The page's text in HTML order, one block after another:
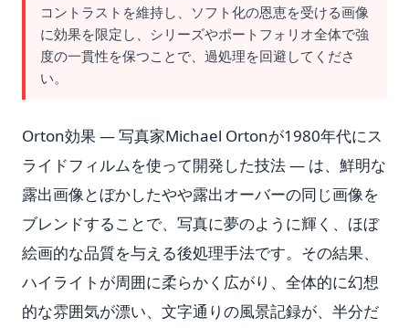
コントラストを維持し、ソフト化の恩恵を受ける画像
に効果を限定し、シリーズやポートフォリオ全体で強
度の一貫性を保つことで、過処理を回避してくださ
い。
Orton効果 — 写真家Michael Ortonが1980年代にス
ライドフィルムを使って開発した技法 — は、鮮明な
露出画像とぼかしたやや露出オーバーの同じ画像を
ブレンドすることで、写真に夢のように輝く、ほぼ
絵画的な品質を与える後処理手法です。その結果、
ハイライトが周囲に柔らかく広がり、全体的に幻想
的な雰囲気が漂い、文字通りの風景記録が、半分だ